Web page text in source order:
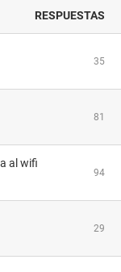
RESPUESTAS
35
81
al wifi
94
29